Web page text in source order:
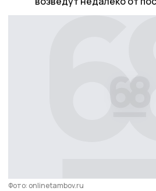
Фото: onlinetambov.ru